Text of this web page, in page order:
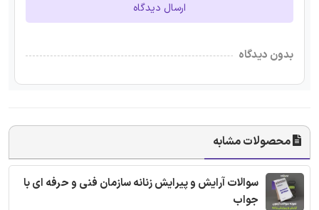
ارسال دیدگاه
بدون دیدگاه
محصولات مشابه
سوالات آرایش و پیرایش زنانه سازمان فنی و حرفه ای با
جواب